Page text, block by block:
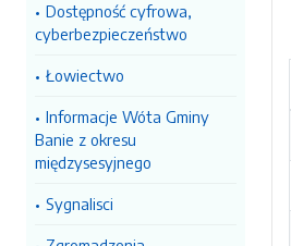
Dostępność cyfrowa,
cyberbezpieczeństwo
Łowiectwo
Informacje Wóta Gminy
Banie z okresu
międzysesyjnego
Sygnalisci